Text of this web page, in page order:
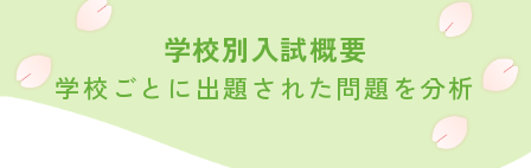
学校別入試概要
学校ごとに出題された問題を分析